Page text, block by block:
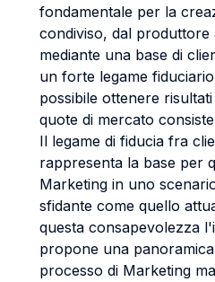
fondamentale per la
condiviso, dal
mediante una base di
un forte legame
possibile ottenere
quote di mercato
Il legame di fiducia fra
rappresenta la base per
Marketing in uno
sfidante come quello
questa consapevolezza
propone una
processo di Marketing